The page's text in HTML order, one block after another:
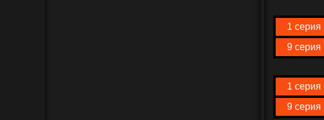
1 серия
9 серия
1 серия
9 серия